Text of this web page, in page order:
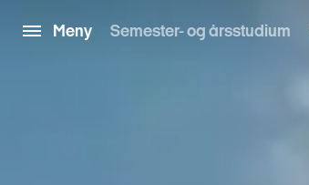
Meny Semester- og årsstudium